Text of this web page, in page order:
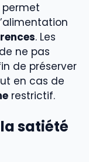
permet
. Les
ne pas
de préserver
en cas de
restrictif.
satiété